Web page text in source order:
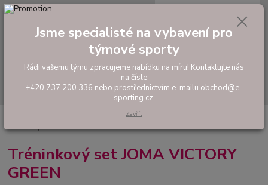
Hledat
tel: +420 737 200 336
0,00 Kč
Tréninkové oblečení
Tréninkový set JOMA VICTORY GREEN
Tréninkový set JOMA VICTORY
GREEN
Jsme specialisté na vybavení pro
týmové sporty
Rádi vašemu týmu zpracujeme nabídku na míru! Kontaktujte nás
na čísle
+420 737 200 336 nebo prostřednictvím e-mailu obchod@e-
sporting.cz.
Zavřít